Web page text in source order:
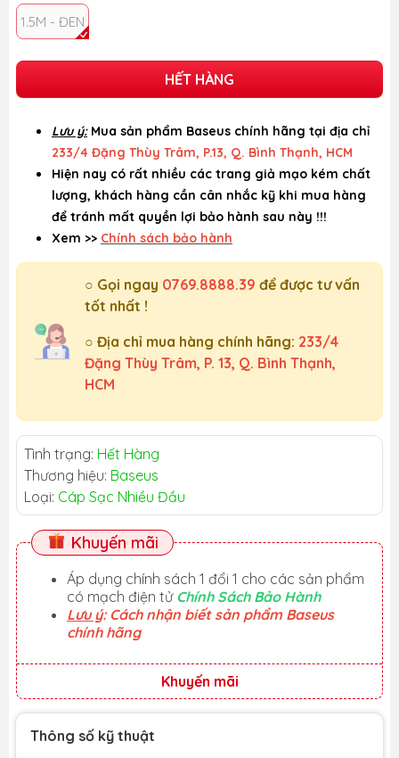
1.5M - ĐEN
HẾT HÀNG
Lưu ý: Mua sản phẩm Baseus chính hãng tại địa chỉ
233/4 Đặng Thùy Trâm, P.13, Q. Bình Thạnh, HCM
Hiện nay có rất nhiều các trang giả mạo kém chất
lượng, khách hàng cần cân nhắc kỹ khi mua hàng
để tránh mất quyền lợi bảo hành sau này !!!
Xem >> Chính sách bảo hành
○ Gọi ngay 0769.8888.39 để được tư vấn
tốt nhất !
○ Địa chỉ mua hàng chính hãng: 233/4
Đặng Thùy Trâm, P. 13, Q. Bình Thạnh,
HCM
Tình trạng: Hết Hàng
Thương hiệu: Baseus
Loại: Cáp Sạc Nhiều Đầu
Khuyến mãi
Áp dụng chính sách 1 đổi 1 cho các sản phẩm
có mạch điện tử Chính Sách Bảo Hành
Lưu ý: Cách nhận biết sản phẩm Baseus
chính hãng
Khuyến mãi
Thông số kỹ thuật